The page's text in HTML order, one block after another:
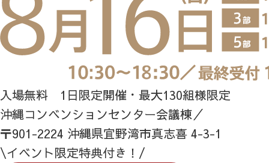
入場無料 1日限定開催・最大130組様限定
沖縄コンベンションセンター会議棟／
〒901-2224 沖縄県宜野湾市真志喜 4-3-1
\イベント限定特典付き！/